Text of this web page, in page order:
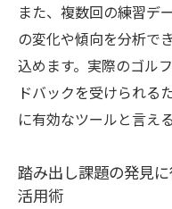
レーニング
踏み出しに悩む
ト
踏み出し苦
ョンゴルフ活
法
また、複数回の練習デ
の変化や傾向を分析で
込めます。実際のゴル
ドバックを受けられる
に有効なツールと言え
踏み出し課題の発見
活用術